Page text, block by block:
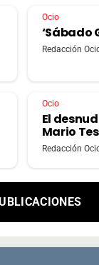
Ocio
‘Sábado
Redacción
Ocio
El
Mario
Redacción